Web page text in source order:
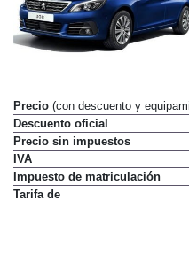
Precio (con descuento y
Descuento oficial
Precio sin impuestos
IVA
Impuesto de matriculación
Tarifa de